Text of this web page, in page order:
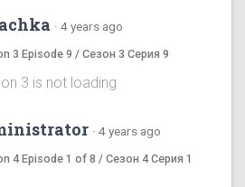
· 4 years ago
3 Episode 9 / Сезон 3 Серия 9
3 is not loading
· 4 years ago
4 Episode 1 of 8 / Сезон 4 Серия 1